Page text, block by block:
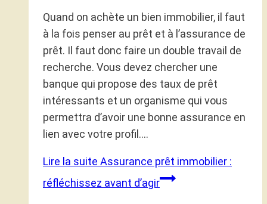
Quand on achète un bien immobilier, il faut
à la fois penser au prêt et à l’assurance de
prêt. Il faut donc faire un double travail de
recherche. Vous devez chercher une
banque qui propose des taux de prêt
intéressants et un organisme qui vous
permettra d’avoir une bonne assurance en
lien avec votre profil….
Lire la suite Assurance prêt immobilier :
réfléchissez avant d’agir